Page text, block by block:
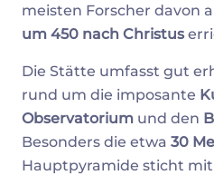
meisten Forscher davon
um 450 nach Christus
Die Stätte umfasst gut
rund um die imposante
Observatorium und den
Besonders die etwa 30
Hauptpyramide sticht